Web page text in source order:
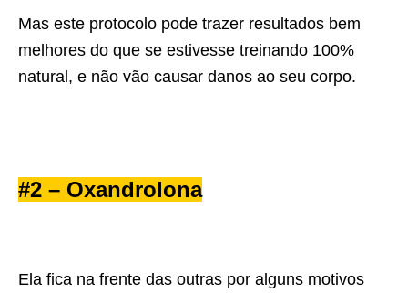
Mas este protocolo pode trazer resultados bem
melhores do que se estivesse treinando 100%
natural, e não vão causar danos ao seu corpo.
#2 – Oxandrolona
Ela fica na frente das outras por alguns motivos